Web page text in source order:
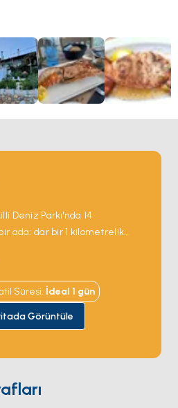
ve keyifli bir yemek yemek
tadını çıkarırken ya da bir
Fanari huzur ve lezzeti bir
Deniz Parkı'nda 14
ada; dar bir 1 kilometrelik
ve güney kıyısında
—Vasiliko(ana
Klima ve Xero. Peristera
Akdeniz'deki en önemli su altı
barındırıyor: 1985'te
amfora ile — dünyanın ilk
2020'den beri izinli dalış
Süresi: İdeal 1 gün
Görüntüle